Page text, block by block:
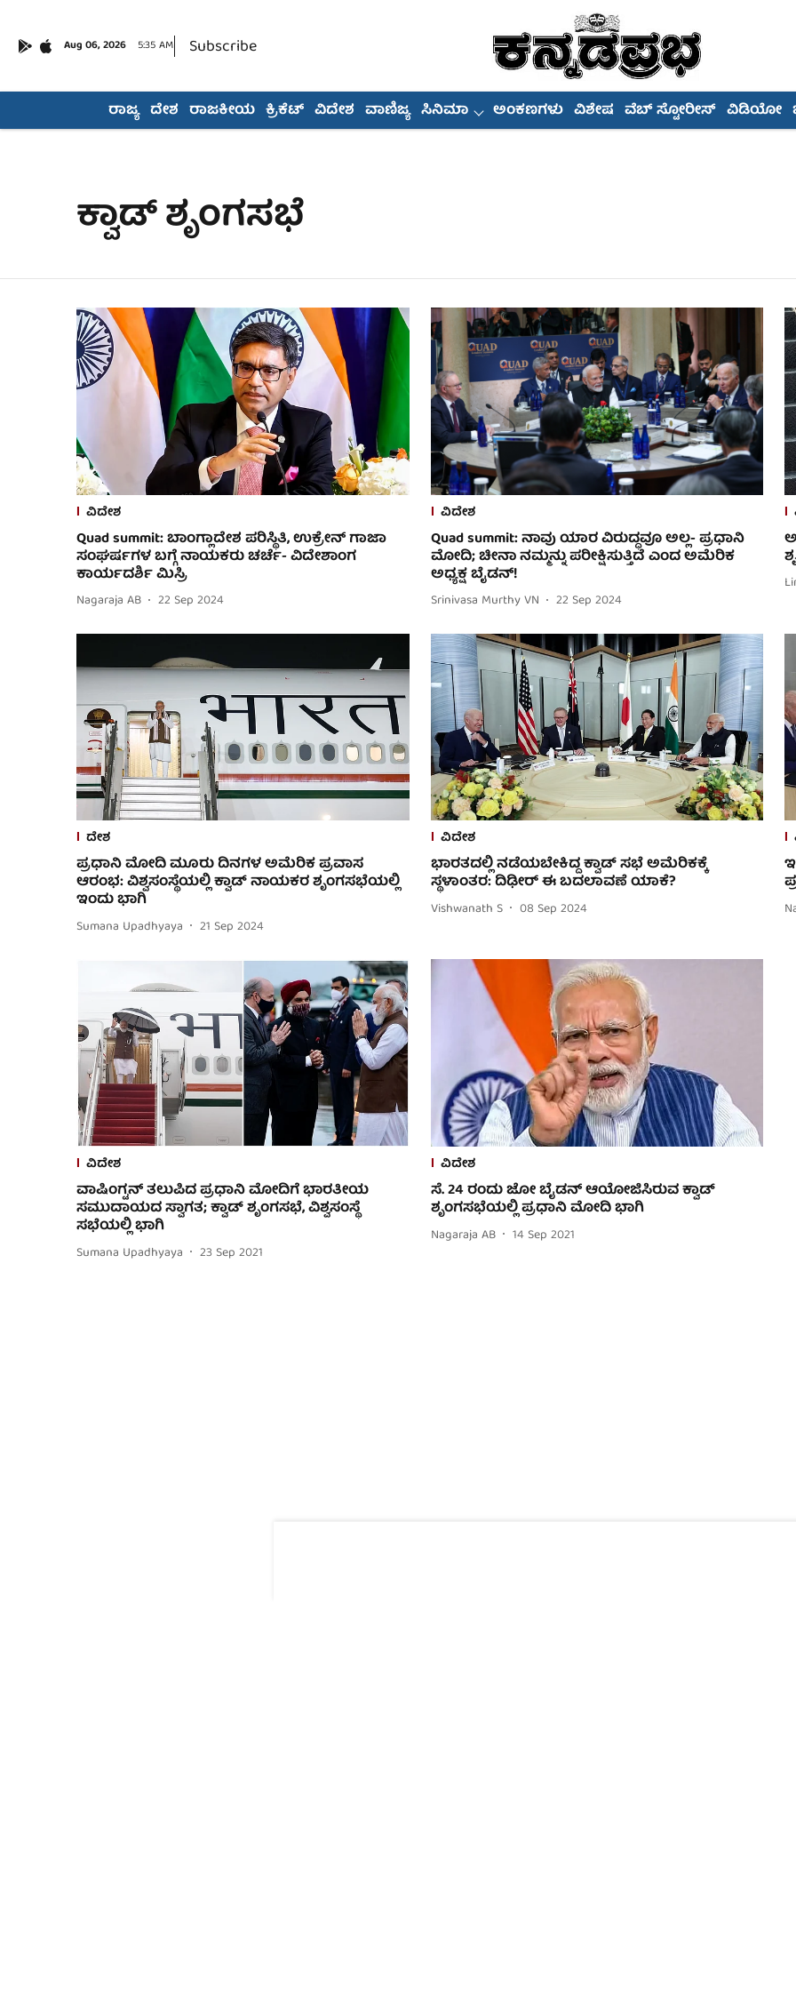
Aug 06, 2026 5:35 AM Subscribe
ರಾಜ್ಯ ದೇಶ ರಾಜಕೀಯ ಕ್ರಿಕೆಟ್ ವಿದೇಶ ವಾಣಿಜ್ಯ ಸಿನಿಮಾ ಅಂಕಣಗಳು ವಿಶೇಷ ವೆಬ್ ಸ್ಟೋರೀಸ್ ವಿಡಿಯೋ
ಕ್ವಾಡ್ ಶೃಂಗಸಭೆ
ವಿದೇಶ
Quad summit: ಬಾಂಗ್ಲಾದೇಶ ಪರಿಸ್ಥಿತಿ, ಉಕ್ರೇನ್ ಗಾಜಾ
ಸಂಘರ್ಷಗಳ ಬಗ್ಗೆ ನಾಯಕರು ಚರ್ಚೆ- ವಿದೇಶಾಂಗ
ಕಾರ್ಯದರ್ಶಿ ಮಿಸ್ರಿ
Nagaraja AB 22 Sep 2024
ವಿದೇಶ
Quad summit: ನಾವು ಯಾರ ವಿರುದ್ಧವೂ ಅಲ್ಲ- ಪ್ರಧಾನಿ
ಮೋದಿ; ಚೀನಾ ನಮ್ಮನ್ನು ಪರೀಕ್ಷಿಸುತ್ತಿದೆ ಎಂದ ಅಮೆರಿಕ
ಅಧ್ಯಕ್ಷ ಬೈಡನ್!
Srinivasa Murthy VN 22 Sep 2024
ದೇಶ
ಪ್ರಧಾನಿ ಮೋದಿ ಮೂರು ದಿನಗಳ ಅಮೆರಿಕ ಪ್ರವಾಸ
ಆರಂಭ: ವಿಶ್ವಸಂಸ್ಥೆಯಲ್ಲಿ ಕ್ವಾಡ್ ನಾಯಕರ ಶೃಂಗಸಭೆಯಲ್ಲಿ
ಇಂದು ಭಾಗಿ
Sumana Upadhyaya 21 Sep 2024
ವಿದೇಶ
ಭಾರತದಲ್ಲಿ ನಡೆಯಬೇಕಿದ್ದ ಕ್ವಾಡ್ ಸಭೆ ಅಮೆರಿಕಕ್ಕೆ
ಸ್ಥಳಾಂತರ: ದಿಢೀರ್ ಈ ಬದಲಾವಣೆ ಯಾಕೆ?
Vishwanath S 08 Sep 2024
ವಿದೇಶ
ವಾಷಿಂಗ್ಟನ್ ತಲುಪಿದ ಪ್ರಧಾನಿ ಮೋದಿಗೆ ಭಾರತೀಯ
ಸಮುದಾಯದ ಸ್ವಾಗತ; ಕ್ವಾಡ್ ಶೃಂಗಸಭೆ, ವಿಶ್ವಸಂಸ್ಥೆ
ಸಭೆಯಲ್ಲಿ ಭಾಗಿ
Sumana Upadhyaya 23 Sep 2021
ವಿದೇಶ
ಸೆ. 24 ರಂದು ಜೋ ಬೈಡನ್ ಆಯೋಜಿಸಿರುವ ಕ್ವಾಡ್
ಶೃಂಗಸಭೆಯಲ್ಲಿ ಪ್ರಧಾನಿ ಮೋದಿ ಭಾಗಿ
Nagaraja AB 14 Sep 2021